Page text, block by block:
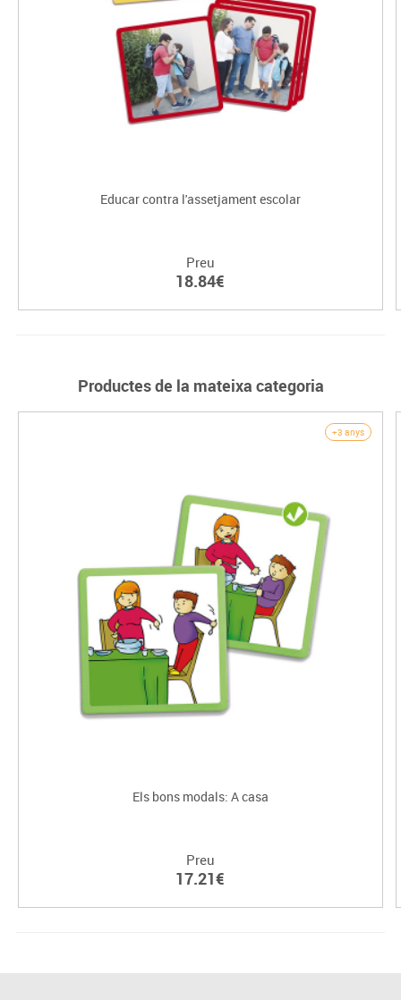
Educar contra l'assetjament escolar
Preu
18.84€
Productes de la mateixa categoria
+3 anys
Els bons modals: A casa
Preu
17.21€